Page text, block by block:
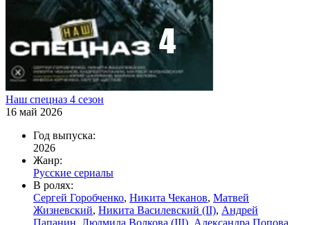
Haш cпeцнaз 4 ceзoн
16 май 2026
Год выпуска:
2026
Жанр:
Русские сериалы
В ролях:
Сергей Горобченко, Никита Чеканов, Матвей
Жизневский, Никита Василевский (II), Андрей
Папанин
Людмила Волкова (III) Александра Попова